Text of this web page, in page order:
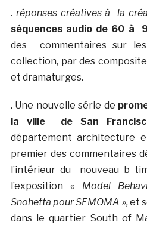
. réponses créatives à la
séquences audio de 60 à
des commentaires sur
collection, par des
et dramaturges.
. Une nouvelle série de
la ville de San
département architecture
premier des commentaires
l’intérieur du nouveau b
l’exposition « Model
Snohetta pour SFMOMA »,et
dans le quartier South of